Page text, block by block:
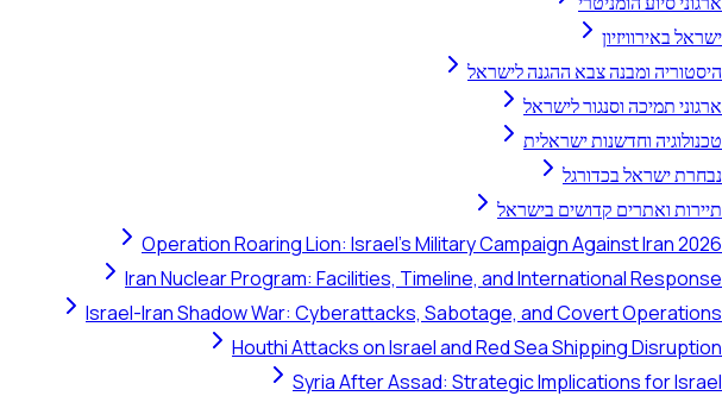
ישראל באירוויזיון
היסטוריה ומבנה צבא ההגנה לישראל
ארגוני תמיכה וסנגור לישראל
טכנולוגיה וחדשנות ישראלית
נבחרת ישראל בכדורגל
תיירות ואתרים קדושים בישראל
Operation Roaring Lion: Israel's Military Campaign Against Iran 2026
Iran Nuclear Program: Facilities, Timeline, and International Response
Israel-Iran Shadow War: Cyberattacks, Sabotage, and Covert Operations
Houthi Attacks on Israel and Red Sea Shipping Disruption
Syria After Assad: Strategic Implications for Israel